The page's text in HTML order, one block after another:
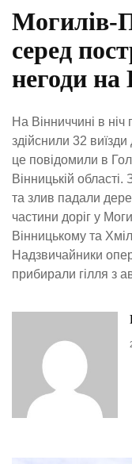
Могилів-
серед
негоди на
На Вінниччині в
здійснили 32 виїзди
це повідомили в
Вінницькій
та злив падали
частини доріг у
Вінницькому та
Надзвичайники
прибирали гілля з